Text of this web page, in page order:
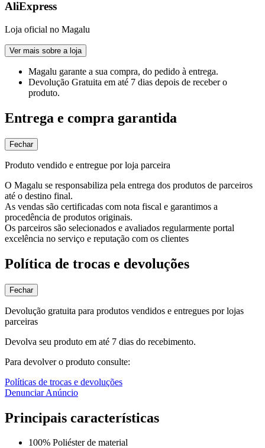
AliExpress
Loja oficial no Magalu
Ver mais sobre a loja
Magalu garante a sua compra, do pedido à entrega.
Devolução Gratuita em até 7 dias depois de receber o
produto.
Entrega e compra garantida
Fechar
Produto vendido e entregue por loja parceira
O Magalu se responsabiliza pela entrega dos produtos de parceiros
até o destino final.
As vendas são certificadas com nota fiscal e garantimos a
procedência de produtos originais.
Os parceiros são selecionados e avaliados regularmente portal
excelência no serviço e reputação com os clientes
Política de trocas e devoluções
Fechar
Devolução gratuita para produtos vendidos e entregues por lojas
parceiras
Devolva seu produto em até 7 dias do recebimento.
Para devolver o produto consulte:
Políticas de trocas e devoluções
Denunciar Anúncio
Principais características
100% Poliéster de material